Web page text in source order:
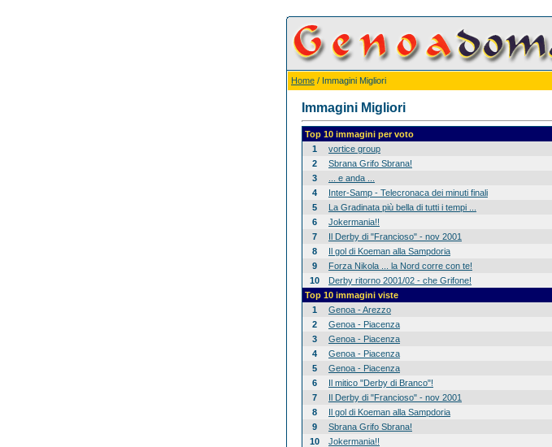
Home / Immagini Migliori
Immagini Migliori
Top 10 immagini per voto
1
vortice group
2
Sbrana Grifo Sbrana!
3
... e anda ...
4
Inter-Samp - Telecronaca dei minuti finali
5
La Gradinata più bella di tutti i tempi ...
6
Jokermania!!
7
Il Derby di "Francioso" - nov 2001
8
Il gol di Koeman alla Sampdoria
9
Forza Nikola ... la Nord corre con te!
10
Derby ritorno 2001/02 - che Grifone!
Top 10 immagini viste
1
Genoa - Arezzo
2
Genoa - Piacenza
3
Genoa - Piacenza
4
Genoa - Piacenza
5
Genoa - Piacenza
6
Il mitico "Derby di Branco"!
7
Il Derby di "Francioso" - nov 2001
8
Il gol di Koeman alla Sampdoria
9
Sbrana Grifo Sbrana!
10
Jokermania!!